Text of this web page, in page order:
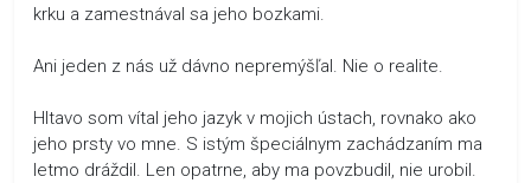
krku a zamestnával sa jeho bozkami.
Ani jeden z nás už dávno nepremýšľal. Nie o realite.
Hltavo som vítal jeho jazyk v mojich ústach, rovnako ako
jeho prsty vo mne. S istým špeciálnym zachádzaním ma
letmo dráždil. Len opatrne, aby ma povzbudil, nie urobil.